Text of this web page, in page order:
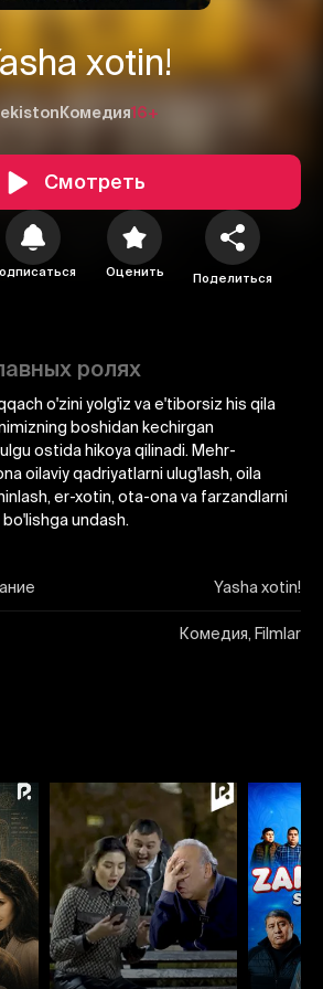
xotin!
Комедия16+
Смотреть
Оценить Поделиться
ролях
o'zini yolg'iz va e'tiborsiz his qila
boshidan kechirgan
ostida hikoya qilinadi. Mehr-
oilaviy qadriyatlarni ulug'lash, oila
er-xotin, ota-ona va farzandlarni
undash.
Yasha xotin!
Комедия, Filmlar
1 2 3
Отправить